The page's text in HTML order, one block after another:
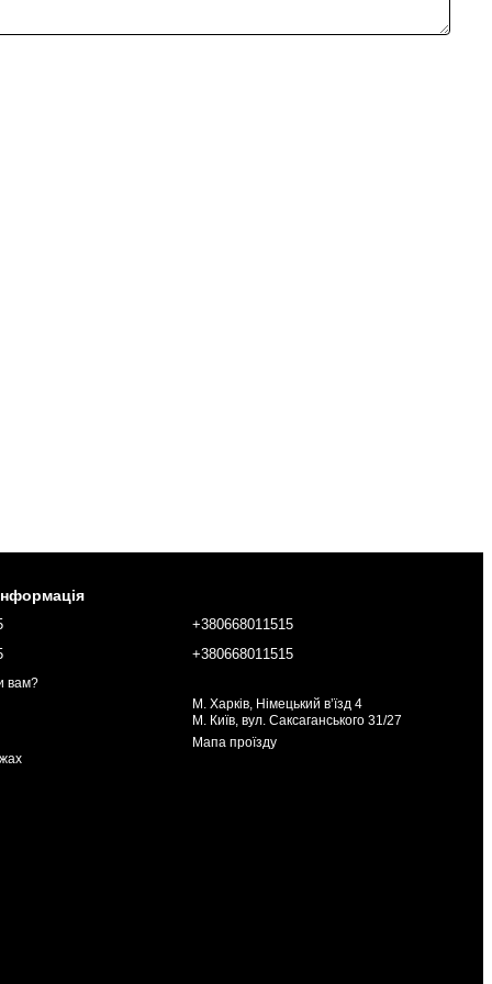
вам?
+380668011515
+380668011515
М. Харків, Німецький вʼїзд 4
М. Київ, вул. Саксаганського 31/27
Мапа проїзду